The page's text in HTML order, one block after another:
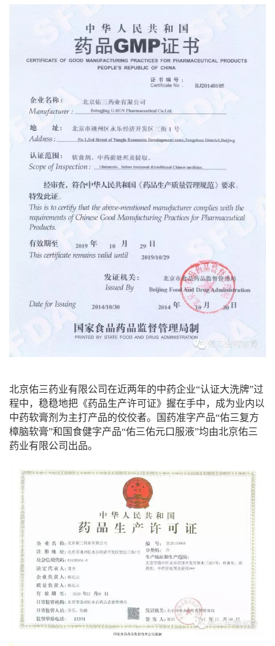
北京佑三药业有限公司在近两年的中药企业“认证大洗牌”过
程中，稳稳地把《药品生产许可证》握在手中，成为业内以
中药软膏剂为主打产品的佼佼者。国药准字产品“佑三复方
樟脑软膏”和国食健字产品“佑三佑元口服液”均由北京佑三
药业有限公司出品。